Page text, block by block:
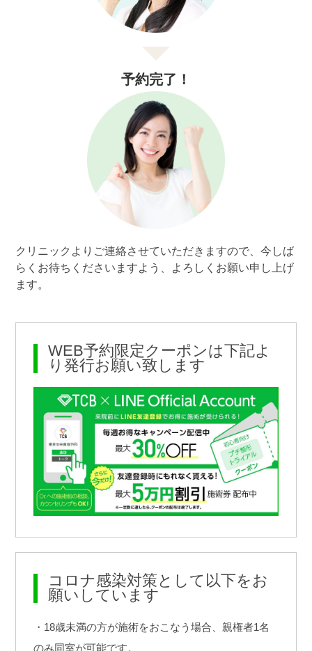
予約完了！
クリニックよりご連絡させていただきますので、今しば
らくお待ちくださいますよう、よろしくお願い申し上げ
ます。
WEB予約限定クーポンは下記よ
り発行お願い致します
コロナ感染対策として以下をお
願いしています
・18歳未満の方が施術をおこなう場合、親権者1名
のみ同室が可能です。